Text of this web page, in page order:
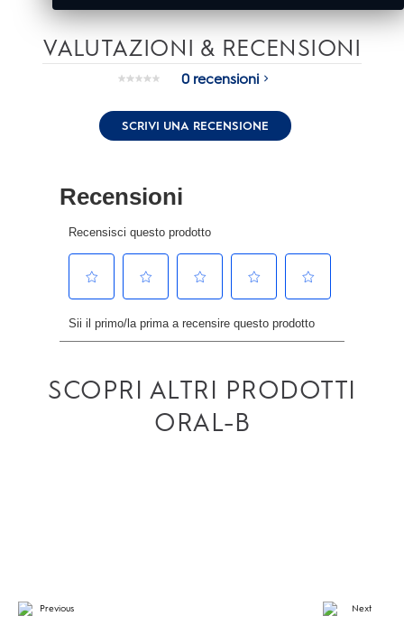
VALUTAZIONI & RECENSIONI
Nessuna
Stesso
link
alla
0 recensioni
SCRIVI UNA RECENSIONE
SCOPRI ALTRI PRODOTTI
ORAL-B